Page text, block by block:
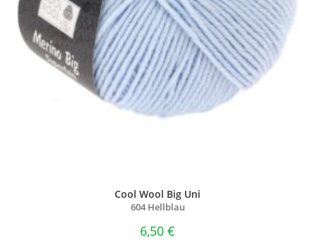
Cool Wool Big Uni
604 Hellblau
6,50 €